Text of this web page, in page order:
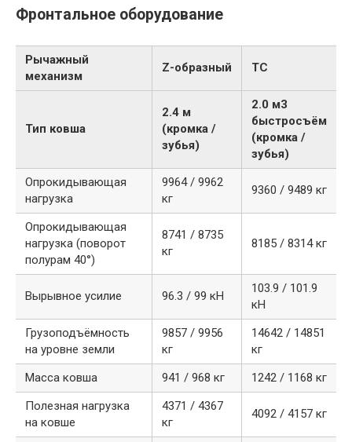
Фронтальное оборудование
Рычажный
механизм
Z-образный TC
Тип ковша
2.4 м
(кромка /
зубья)
2.0 м3
быстросъём
(кромка /
зубья)
Опрокидывающая
нагрузка
9964 / 9962
кг
9360 / 9489 кг
Опрокидывающая
нагрузка (поворот
полурам 40°)
8741 / 8735
кг
8185 / 8314 кг
Вырывное усилие 96.3 / 99 кН
103.9 / 101.9
кН
Грузоподъёмность
на уровне земли
9857 / 9956
кг
14642 / 14851
кг
Масса ковша
941 / 968 кг
1242 / 1168 кг
Полезная нагрузка
на ковше
4371 / 4367
кг
4092 / 4157 кг